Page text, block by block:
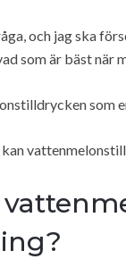
och jag ska
som är bäst när
som
kan